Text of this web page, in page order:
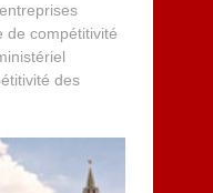
de compétitivité
des